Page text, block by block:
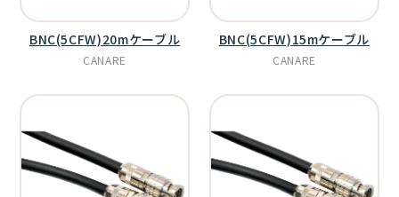
BNC(5CFW)20mケーブル
CANARE
BNC(5CFW)15mケーブル
CANARE